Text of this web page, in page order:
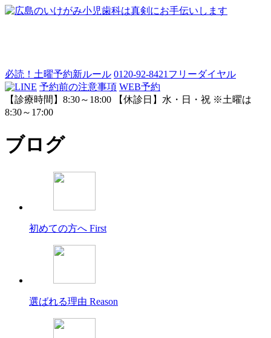
必読！土曜予約新ルール 0120-92-8421 フリーダイヤル
予約前の注意事項 WEB予約
【診療時間】8:30～18:00 【休診日】水・日・祝 ※土曜は
8:30～17:00
ブログ
初めての方へ First
選ばれる理由 Reason